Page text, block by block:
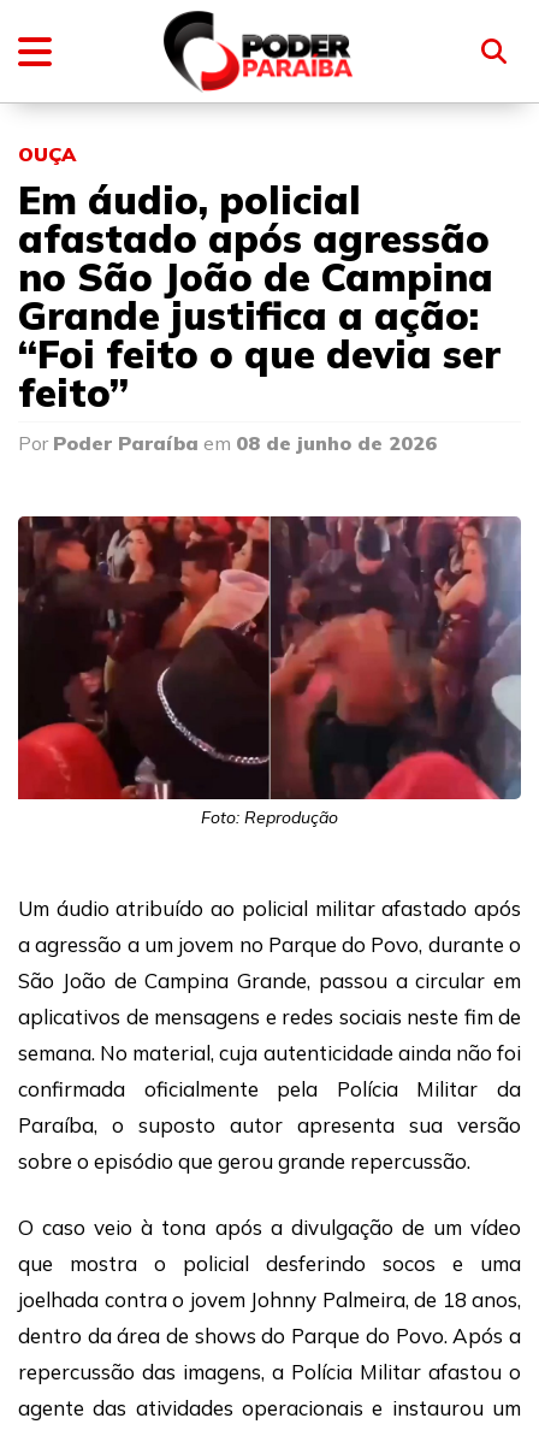
OUÇA
Em áudio, policial
afastado após agressão
no São João de Campina
Grande justifica a ação:
“Foi feito o que devia ser
feito”
Por Poder Paraíba em 08 de junho de 2026
Foto: Reprodução
Um áudio atribuído ao policial militar afastado após
a agressão a um jovem no Parque do Povo, durante o
São João de Campina Grande, passou a circular em
aplicativos de mensagens e redes sociais neste fim de
semana. No material, cuja autenticidade ainda não foi
confirmada oficialmente pela Polícia Militar da
Paraíba, o suposto autor apresenta sua versão
sobre o episódio que gerou grande repercussão.
O caso veio à tona após a divulgação de um vídeo
que mostra o policial desferindo socos e uma
joelhada contra o jovem Johnny Palmeira, de 18 anos,
dentro da área de shows do Parque do Povo. Após a
repercussão das imagens, a Polícia Militar afastou o
agente das atividades operacionais e instaurou um